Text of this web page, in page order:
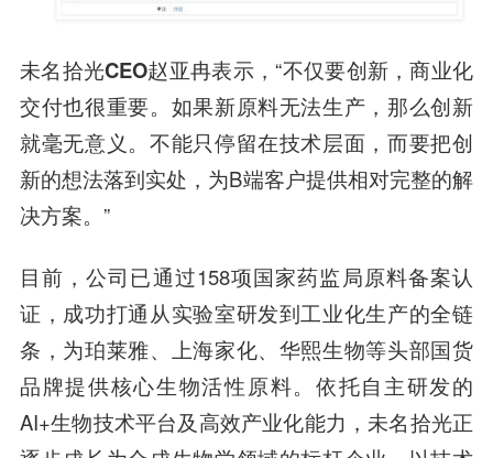
未名拾光CEO赵亚冉表示，“不仅要创新，商业化
交付也很重要。如果新原料无法生产，那么创新
就毫无意义。不能只停留在技术层面，而要把创
新的想法落到实处，为B端客户提供相对完整的解
决方案。”
目前，公司已通过158项国家药监局原料备案认
证，成功打通从实验室研发到工业化生产的全链
条，为珀莱雅、上海家化、华熙生物等头部国货
品牌提供核心生物活性原料。依托自主研发的
AI+生物技术平台及高效产业化能力，未名拾光正